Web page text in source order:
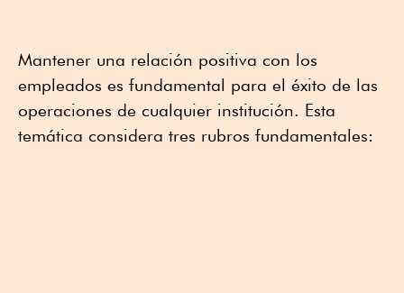
Mantener una relación positiva con los
empleados es fundamental para el éxito de las
operaciones de cualquier institución. Esta
temática considera tres rubros fundamentales: